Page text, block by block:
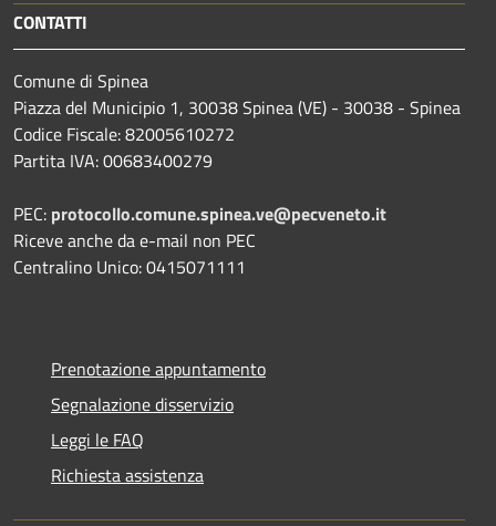
CONTATTI
Comune di Spinea
Piazza del Municipio 1, 30038 Spinea (VE) - 30038 - Spinea
Codice Fiscale: 82005610272
Partita IVA: 00683400279
PEC: protocollo.comune.spinea.ve@pecveneto.it
Riceve anche da e-mail non PEC
Centralino Unico: 0415071111
Prenotazione appuntamento
Segnalazione disservizio
Leggi le FAQ
Richiesta assistenza